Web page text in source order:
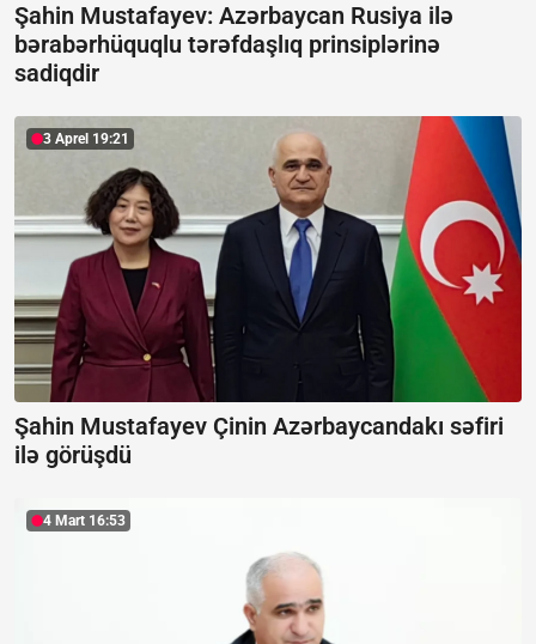
Şahin Mustafayev: Azərbaycan Rusiya ilə
bərabərhüquqlu tərəfdaşlıq prinsiplərinə
sadiqdir
3 Aprel 19:21
Şahin Mustafayev Çinin Azərbaycandakı səfiri
ilə görüşdü
4 Mart 16:53